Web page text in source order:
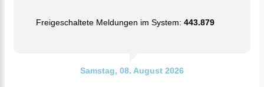
Freigeschaltete Meldungen im System: 443.879
Samstag, 08. August 2026